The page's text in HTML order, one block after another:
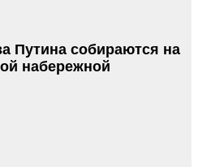
Путина собираются на
набережной